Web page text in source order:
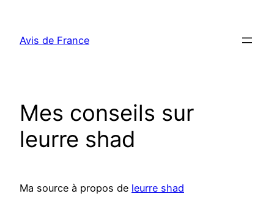
contenu
Avis de France
Mes conseils sur
leurre shad
Ma source à propos de leurre shad